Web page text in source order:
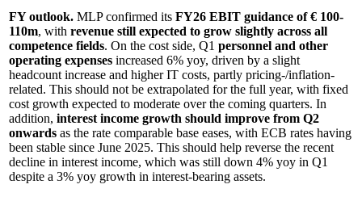
FY outlook. MLP confirmed its FY26 EBIT guidance of € 100-
110m, with revenue still expected to grow slightly across all
competence fields. On the cost side, Q1 personnel and other
operating expenses increased 6% yoy, driven by a slight
headcount increase and higher IT costs, partly pricing-/inflation-
related. This should not be extrapolated for the full year, with fixed
cost growth expected to moderate over the coming quarters. In
addition, interest income growth should improve from Q2
onwards as the rate comparable base eases, with ECB rates having
been stable since June 2025. This should help reverse the recent
decline in interest income, which was still down 4% yoy in Q1
despite a 3% yoy growth in interest-bearing assets.